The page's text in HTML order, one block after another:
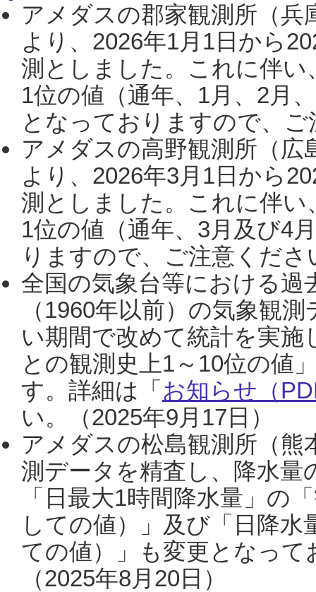
アメダスの郡家観測所（
より、2026年1月1日から
測としました。これに伴い
1位の値（通年、1月、2月
となっておりますので、
アメダスの高野観測所（
より、2026年3月1日から
測としました。これに伴い
1位の値（通年、3月及び4
りますので、ご注意くだ
全国の気象台等における過
（1960年以前）の気象観
い期間で改めて統計を実
との観測史上1～10位の値
す。詳細は「 お知らせ（
い。（2025年9月17日）
アメダスの松島観測所（熊
測データを精査し、降水
「日最大1時間降水量」の
しての値）」及び「日降
ての値）」も変更となっ
（2025年8月20日）